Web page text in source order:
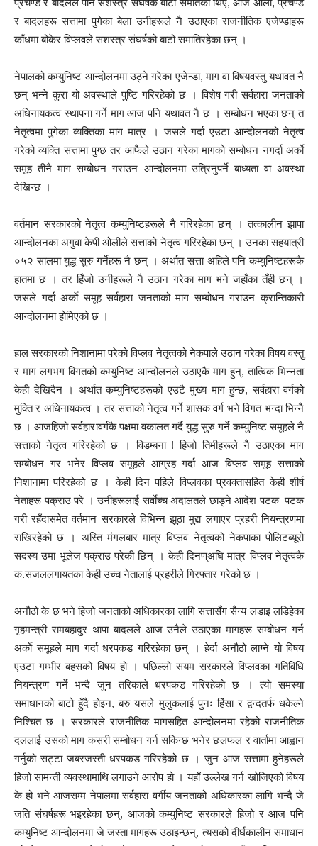
प्रचण्ड र बादलले पनि सशस्त्र संघर्षकै बाटो समातेका थिए, आज ओली, प्रचण्ड
र बादलहरू सत्तामा पुगेका बेला उनीहरूले नै उठाएका राजनीतिक एजेण्डाहरू
काँधमा बोकेर विप्लवले सशस्त्र संघर्षको बाटो समातिरहेका छन् ।
नेपालको कम्युनिष्ट आन्दोलनमा उठ्ने गरेका एजेन्डा, माग वा विषयवस्तु यथावत नै
छन् भन्ने कुरा यो अवस्थाले पुष्टि गरिरहेको छ । विशेष गरी सर्वहारा जनताको
अधिनायकत्व स्थापना गर्ने माग आज पनि यथावत नै छ । सम्बोधन भएका छन् त
नेतृत्वमा पुगेका व्यक्तिका माग मात्र । जसले गर्दा एउटा आन्दोलनको नेतृत्व
गरेको व्यक्ति सत्तामा पुग्छ तर आफैले उठान गरेका मागको सम्बोधन नगर्दा अर्काे
समूह तीनै माग सम्बोधन गराउन आन्दोलनमा उत्रिनुपर्ने बाध्यता वा अवस्था
देखिन्छ ।
वर्तमान सरकारको नेतृत्व कम्युनिष्टहरूले नै गरिरहेका छन् । तत्कालीन झापा
आन्दोलनका अगुवा केपी ओलीले सत्ताको नेतृत्व गरिरहेका छन् । उनका सहयात्री
०५२ सालमा युद्ध सुरु गर्नेहरू नै छन् । अर्थात सत्ता अहिले पनि कम्युनिष्टहरूकै
हातमा छ । तर हिँजो उनीहरूले नै उठान गरेका माग भने जहाँका तँही छन् ।
जसले गर्दा अर्काे समूह सर्वहारा जनताको माग सम्बोधन गराउन क्रान्तिकारी
आन्दोलनमा होमिएको छ ।
हाल सरकारको निशानामा परेको विप्लव नेतृत्वको नेकपाले उठान गरेका विषय वस्तु
र माग लगभग विगतको कम्युनिष्ट आन्दोलनले उठाएकै माग हुन्, तात्विक भिन्नता
केही देखिदैन । अर्थात कम्युनिष्टहरूको एउटै मुख्य माग हुन्छ, सर्वहारा वर्गको
मुक्ति र अधिनायकत्व । तर सत्ताको नेतृत्व गर्ने शासक वर्ग भने विगत भन्दा भिन्नै
छ । आजहिजो सर्वहारावर्गकै पक्षमा वकालत गर्दै युद्ध सुरु गर्ने कम्युनिष्ट समूहले नै
सत्ताको नेतृत्व गरिरहेको छ । विडम्बना ! हिजो तिमीहरूले नै उठाएका माग
सम्बोधन गर भनेर विप्लव समूहले आग्रह गर्दा आज विप्लव समूह सत्ताको
निशानामा परिरहेको छ । केही दिन पहिले विप्लवका प्रवक्तासहित केही शीर्ष
नेताहरू पक्राउ परे । उनीहरूलाई सर्वाेच्च अदालतले छाड्ने आदेश पटक–पटक
गरी रहँदासमेत वर्तमान सरकारले विभिन्न झुठा मुद्दा लगाएर प्रहरी नियन्त्रणमा
राखिरहेको छ । अस्ति मंगलबार मात्र विप्लव नेतृत्वको नेकपाका पोलिटब्यूरो
सदस्य उमा भूलेज पक्राउ परेकी छिन् । केही दिनण्अघि मात्र विप्लव नेतृत्वकै
क.सजललगायतका केही उच्च नेतालाई प्रहरीले गिरफ्तार गरेको छ ।
अनौठो के छ भने हिजो जनताको अधिकारका लागि सत्तासँग सैन्य लडाइ लडिहेका
गृहमन्त्री रामबहादुर थापा बादलले आज उनैले उठाएका मागहरू सम्बोधन गर्न
अर्काे समूहले माग गर्दा धरपकड गरिरहेका छन् । हेर्दा अनौठो लाग्ने यो विषय
एउटा गम्भीर बहसको विषय हो । पछिल्लो सयम सरकारले विप्लवका गतिविधि
नियन्त्रण गर्ने भन्दै जुन तरिकाले धरपकड गरिरहेको छ । त्यो समस्या
समाधानको बाटो हुँदै होइन, बरु यसले मुलुकलाई पुनः हिंसा र द्वन्दतर्फ धकेल्ने
निश्चित छ । सरकारले राजनीतिक मागसहित आन्दोलनमा रहेको राजनीतिक
दललाई उसको माग कसरी सम्बोधन गर्न सकिन्छ भनेर छलफल र वार्तामा आह्वान
गर्नुको सट्टा जबरजस्ती धरपकड गरिरहेको छ । जुन आज सत्तामा हुनेहरूले
हिजो सामन्ती व्यवस्थामाथि लगाउने आरोप हो । यहाँ उल्लेख गर्न खोजिएको विषय
के हो भने आजसम्म नेपालमा सर्वहारा वर्गीय जनताको अधिकारका लागि भन्दै जे
जति संघर्षहरू भइरहेका छन्, आजको कम्युनिष्ट सरकारले हिजो र आज पनि
कम्युनिष्ट आन्दोलनमा जे जस्ता मागहरू उठाइन्छन्, त्यसको दीर्घकालीन समाधान